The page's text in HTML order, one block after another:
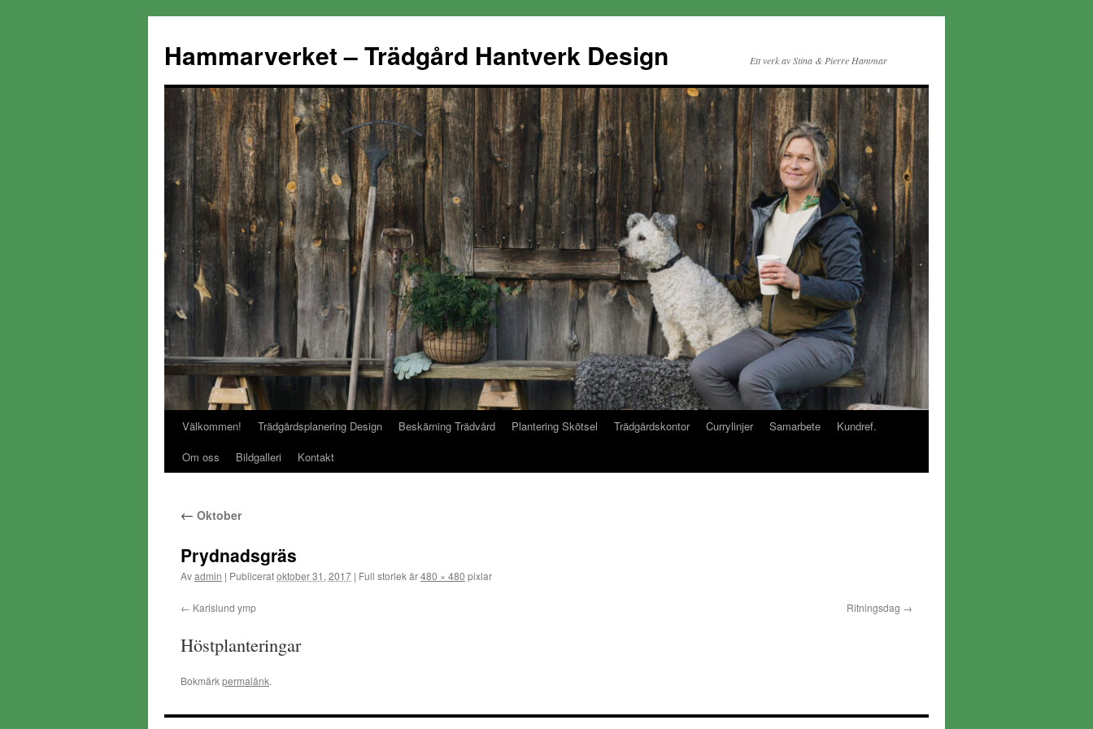
Hammarverket – Trädgård Hantverk Design Ett verk av Stina & Pierre Hammar
GåVälkommen! Trädgårdsplanering Design Beskärning Trädvård Plantering Skötsel Trädgårdskontor Currylinjer Samarbete
Kundref.
Om oss
Bildgalleri Kontakt
← Oktober
Prydnadsgräs
Avadmin | Publiceratoktober 31, 2017 | Full storlek är480 × 480 pixlar
Karlslund ymp Ritningsdag
Höstplanteringar
Bokmärkpermalänk.